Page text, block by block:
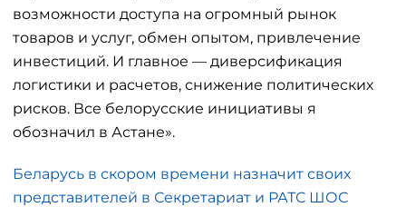
возможности доступа на огромный рынок
товаров и услуг, обмен опытом, привлечение
инвестиций. И главное — диверсификация
логистики и расчетов, снижение политических
рисков. Все белорусские инициативы я
обозначил в Астане».
Беларусь в скором времени назначит своих
представителей в Секретариат и РАТС ШОС